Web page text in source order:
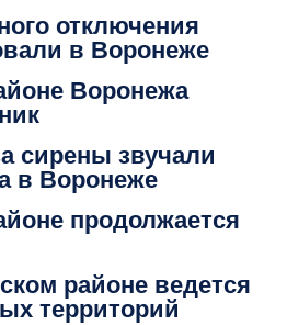
отключения
в Воронеже
Воронежа
сирены звучали
в Воронеже
продолжается
районе ведется
территорий